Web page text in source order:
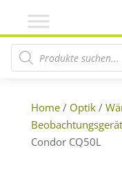
Products search
Home/ Optik/
Condor CQ50L